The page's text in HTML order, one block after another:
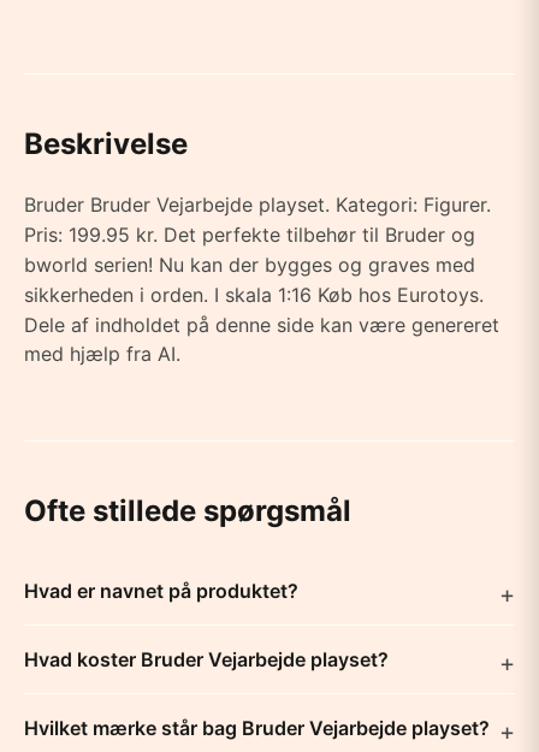
Beskrivelse
Bruder Bruder Vejarbejde playset. Kategori: Figurer.
Pris: 199.95 kr. Det perfekte tilbehør til Bruder og
bworld serien! Nu kan der bygges og graves med
sikkerheden i orden. I skala 1:16 Køb hos Eurotoys.
Dele af indholdet på denne side kan være genereret
med hjælp fra AI.
Ofte stillede spørgsmål
Hvad er navnet på produktet?
Hvad koster Bruder Vejarbejde playset?
Hvilket mærke står bag Bruder Vejarbejde playset?